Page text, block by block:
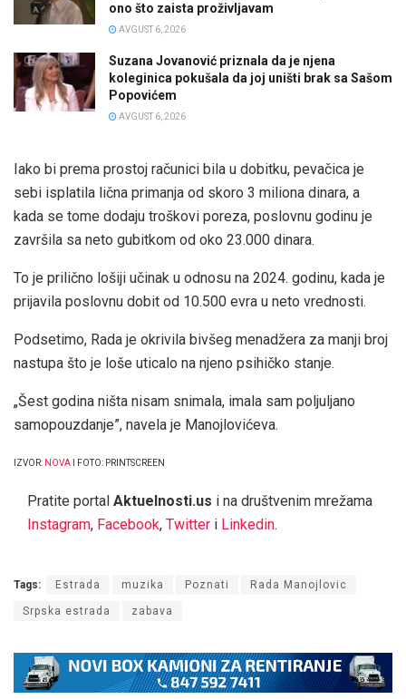
ono što zaista proživljavam
AVGUST 6, 2026
Suzana Jovanović priznala da je njena
koleginica pokušala da joj uništi brak sa Sašom
Popovićem
AVGUST 6, 2026
Iako bi prema prostoj računici bila u dobitku, pevačica je
sebi isplatila lična primanja od skoro 3 miliona dinara, a
kada se tome dodaju troškovi poreza, poslovnu godinu je
završila sa neto gubitkom od oko 23.000 dinara.
To je prilično lošiji učinak u odnosu na 2024. godinu, kada je
prijavila poslovnu dobit od 10.500 evra u neto vrednosti.
Podsetimo, Rada je okrivila bivšeg menadžera za manji broj
nastupa što je loše uticalo na njeno psihičko stanje.
„Šest godina ništa nisam snimala, imala sam poljuljano
samopouzdanje”, navela je Manojlovićeva.
IZVOR: NOVA I FOTO: PRINTSCREEN
Pratite portal Aktuelnosti.us i na društvenim mrežama
Instagram, Facebook, Twitter i Linkedin.
Tags: Estrada muzika Poznati Rada Manojlovic
Srpska estrada zabava